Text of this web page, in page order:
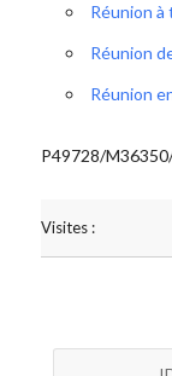
Réunion à
Réunion
Réunion
P49728/
Visites :